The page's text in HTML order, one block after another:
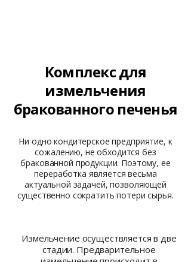
Комплекс для
измельчения
бракованного печенья
Ни одно кондитерское предприятие, к
сожалению, не обходится без
бракованной продукции. Поэтому, ее
переработка является весьма
актуальной задачей, позволяющей
существенно сократить потери сырья.
Измельчение осуществляется в две
стадии. Предварительное